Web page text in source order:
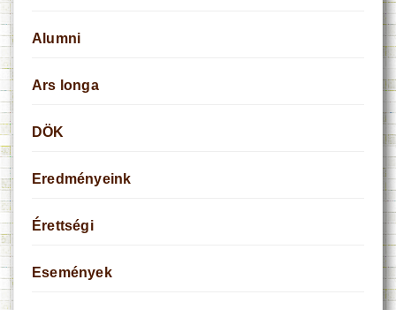
Alumni
Ars longa
DÖK
Eredményeink
Érettségi
Események